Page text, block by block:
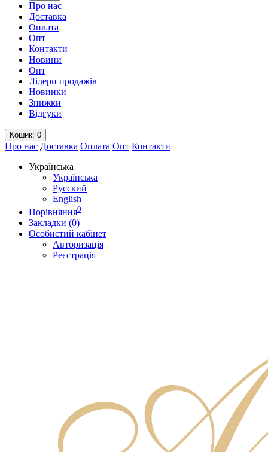
Про нас
Доставка
Оплата
Опт
Контакти
Новини
Опт
Лідери продажів
Новинки
Знижки
Відгуки
Кошик: 0
Про нас Доставка Оплата Опт Контакти
Українська
Українська
Русский
English
Порівняння0
Закладки (0)
Особистий кабінет
Авторизація
Реєстрація